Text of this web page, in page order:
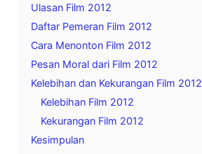
Ulasan Film 2012
Daftar Pemeran Film 2012
Cara Menonton Film 2012
Pesan Moral dari Film 2012
Kelebihan dan Kekurangan Film 2012
Kelebihan Film 2012
Kekurangan Film 2012
Kesimpulan